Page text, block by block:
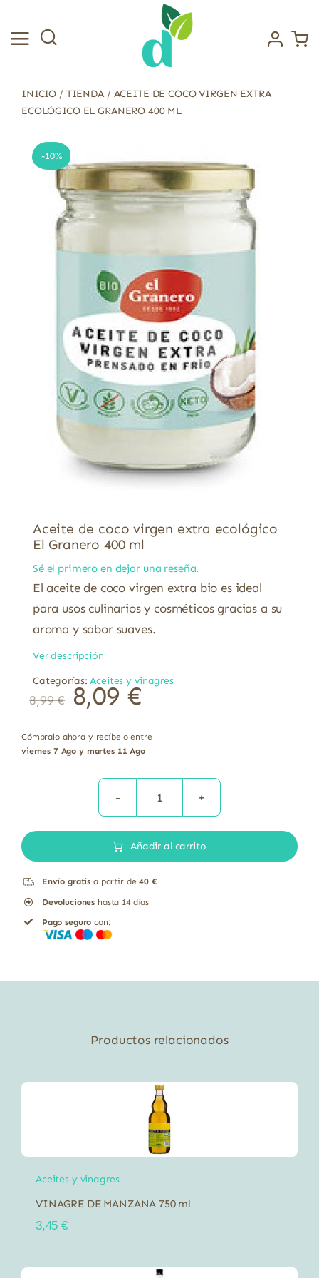
contenido
INICIO / TIENDA/ ACEITE DE COCO VIRGEN EXTRA
ECOLÓGICO EL GRANERO 400 ML
-10%
Aceite de coco virgen extra ecológico
El Granero 400 ml
Sé el primero en dejar una reseña.
El aceite de coco virgen extra bio es ideal
para usos culinarios y cosméticos gracias a su
aroma y sabor suaves.
Ver descripción
Categorías:Aceites y vinagres
8,99€ 8,09€
Cómpralo ahora y recíbelo entre
viernes 7 Ago y martes 11 Ago
Aceite
coco
Añadir al carrito
Envío gratis a partir de40 €
Devoluciones hasta 14 días
Pago seguro con:
Productos relacionados
Aceites y vinagres
VINAGRE DE MANZANA 750 ml
3,45€